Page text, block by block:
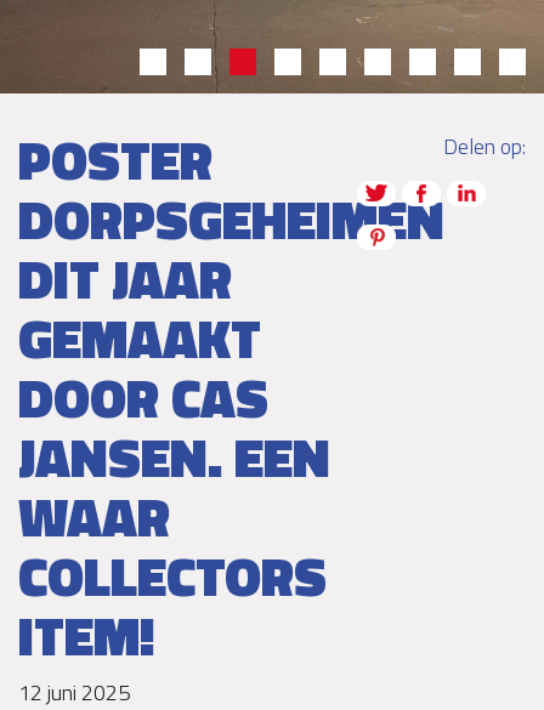
POSTER
DORPSGEHEIMEN
DIT JAAR
GEMAAKT
DOOR CAS
JANSEN. EEN
WAAR
COLLECTORS
ITEM!
12 juni 2025
Delen op: